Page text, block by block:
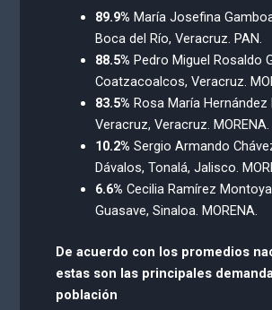
89.9% María Josefina
Boca del Río, Veracruz. PAN.
88.5% Pedro Miguel Rosaldo
Coatzacoalcos, Veracruz.
83.5% Rosa María Hernández
Veracruz, Veracruz. MORENA.
10.2% Sergio Armando
Dávalos, Tonalá, Jalisco.
6.6% Cecilia Ramírez
Guasave, Sinaloa. MORENA.
De acuerdo con los promedios
estas son las principales
población